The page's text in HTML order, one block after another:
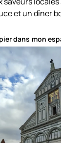
et un dîner
dans mon